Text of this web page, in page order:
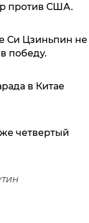
против США.
Си Цзиньпин не
победу.
в Китае
четвертый